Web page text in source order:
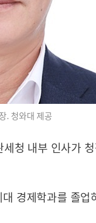
. 청와대 제공
청 내부 인사가
경제학과를 졸업